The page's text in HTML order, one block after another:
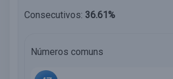
Consecutivos: 36.61%
Números comuns